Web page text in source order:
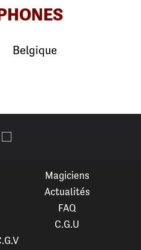
Belgique
Magiciens
Actualités
FAQ
C.G.U